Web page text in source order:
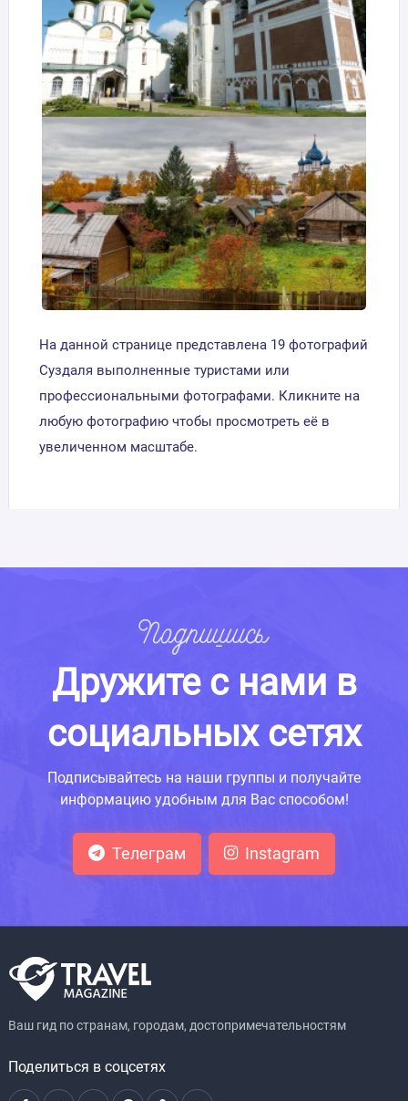
На данной странице представлена 19 фотографий
Суздаля выполненные туристами или
профессиональными фотографами. Кликните на
любую фотографию чтобы просмотреть её в
увеличенном масштабе.
Подпишись
Дружите с нами в
социальных сетях
Подписывайтесь на наши группы и получайте
информацию удобным для Вас способом!
Телеграм Instagram
Ваш гид по странам, городам, достопримечательностям
Поделиться в соцсетях